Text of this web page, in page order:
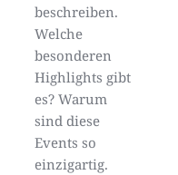
beschreiben.
Welche
besonderen
Highlights gibt
es? Warum
sind diese
Events so
einzigartig.